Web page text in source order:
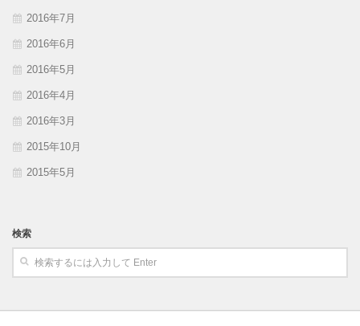
2016年7月
2016年6月
2016年5月
2016年4月
2016年3月
2015年10月
2015年5月
検索